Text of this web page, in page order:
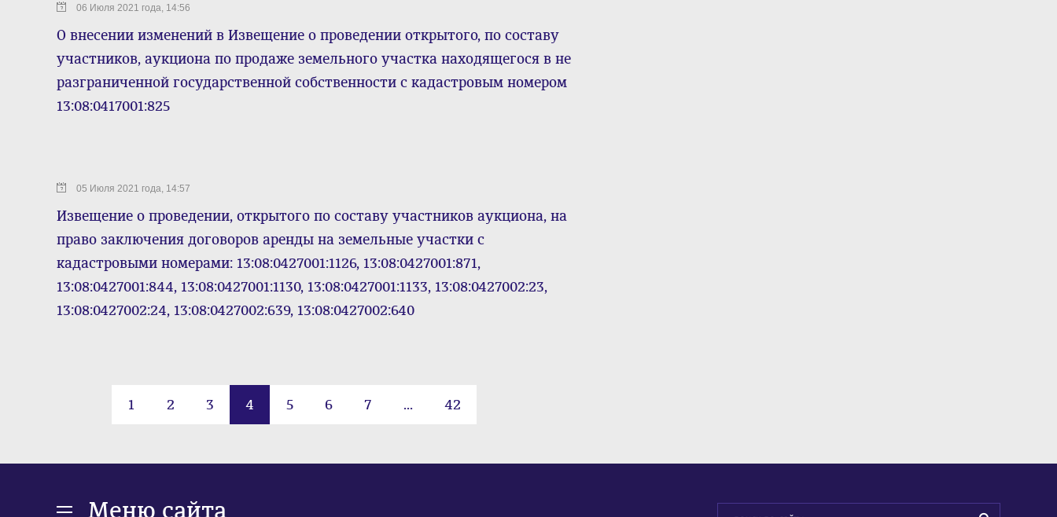
06 Июля 2021 года, 14:56
О внесении изменений в Извещение о проведении открытого, по составу
участников, аукциона по продаже земельного участка находящегося в не
разграниченной государственной собственности с кадастровым номером
13:08:0417001:825
05 Июля 2021 года, 14:57
Извещение о проведении, открытого по составу участников аукциона, на
право заключения договоров аренды на земельные участки с
кадастровыми номерами: 13:08:0427001:1126, 13:08:0427001:871,
13:08:0427001:844, 13:08:0427001:1130, 13:08:0427001:1133, 13:08:0427002:23,
13:08:0427002:24, 13:08:0427002:639, 13:08:0427002:640
1 2 3 4 5 6 7 ... 42
Меню сайта